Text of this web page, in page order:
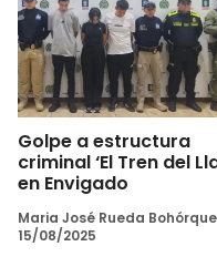
Golpe a estructura
criminal ‘El Tren del
en Envigado
Maria José Rueda
15/08/2025